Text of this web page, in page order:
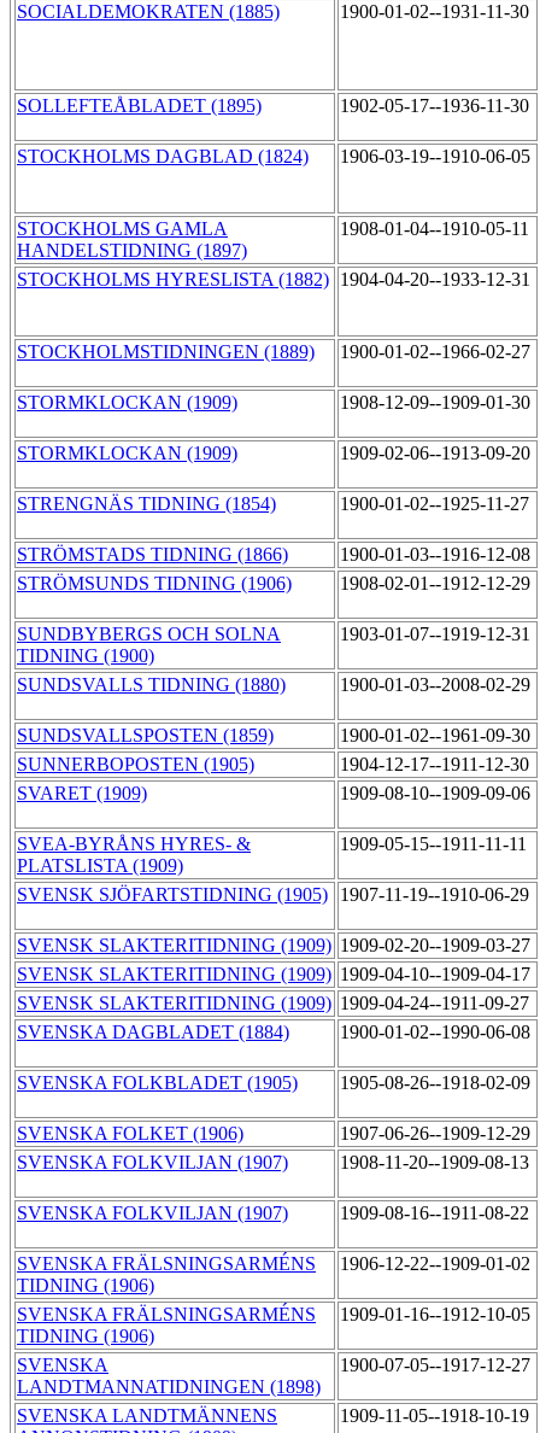
SOCIALDEMOKRATEN (1885) 1900-01-02--1931-11-30
SOLLEFTEÅBLADET (1895) 1902-05-17--1936-11-30
STOCKHOLMS DAGBLAD (1824) 1906-03-19--1910-06-05
STOCKHOLMS GAMLA
HANDELSTIDNING (1897)
1908-01-04--1910-05-11
STOCKHOLMS HYRESLISTA (1882) 1904-04-20--1933-12-31
STOCKHOLMSTIDNINGEN (1889) 1900-01-02--1966-02-27
STORMKLOCKAN (1909) 1908-12-09--1909-01-30
STORMKLOCKAN (1909) 1909-02-06--1913-09-20
STRENGNÄS TIDNING (1854) 1900-01-02--1925-11-27
STRÖMSTADS TIDNING (1866)
1900-01-03--1916-12-08
STRÖMSUNDS TIDNING (1906)
1908-02-01--1912-12-29
SUNDBYBERGS OCH SOLNA
TIDNING (1900)
1903-01-07--1919-12-31
SUNDSVALLS TIDNING (1880) 1900-01-03--2008-02-29
SUNDSVALLSPOSTEN (1859)
1900-01-02--1961-09-30
SUNNERBOPOSTEN (1905)
1904-12-17--1911-12-30
SVARET (1909)
1909-08-10--1909-09-06
SVEA-BYRÅNS HYRES- &
PLATSLISTA (1909)
1909-05-15--1911-11-11
SVENSK SJÖFARTSTIDNING (1905) 1907-11-19--1910-06-29
SVENSK SLAKTERITIDNING (1909) 1909-02-20--1909-03-27
SVENSK SLAKTERITIDNING (1909) 1909-04-10--1909-04-17
SVENSK SLAKTERITIDNING (1909) 1909-04-24--1911-09-27
SVENSKA DAGBLADET (1884)
1900-01-02--1990-06-08
SVENSKA FOLKBLADET (1905) 1905-08-26--1918-02-09
SVENSKA FOLKET (1906)
1907-06-26--1909-12-29
SVENSKA FOLKVILJAN (1907)
1908-11-20--1909-08-13
SVENSKA FOLKVILJAN (1907) 1909-08-16--1911-08-22
SVENSKA FRÄLSNINGSARMÉNS
TIDNING (1906)
1906-12-22--1909-01-02
SVENSKA FRÄLSNINGSARMÉNS
TIDNING (1906)
1909-01-16--1912-10-05
SVENSKA
LANDTMANNATIDNINGEN (1898)
1900-07-05--1917-12-27
SVENSKA LANDTMÄNNENS
1909-11-05--1918-10-19